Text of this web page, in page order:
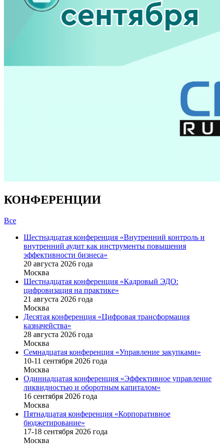
КОНФЕРЕНЦИИ
Все
Шестнадцатая конференция «Внутренний контроль и
внутренний аудит как инструменты повышения
эффективности бизнеса»
20 августа 2026 года
Москва
Шестнадцатая конференция «Кадровый ЭДО:
цифровизация на практике»
21 августа 2026 года
Москва
Десятая конференция «Цифровая трансформация
казначейства»
28 августа 2026 года
Москва
Семнадцатая конференция «Управление закупками»
10-11 сентября 2026 года
Москва
Одиннадцатая конференция «Эффективное управление
ликвидностью и оборотным капиталом»
16 cентября 2026 года
Москва
Пятнадцатая конференция «Корпоративное
бюджетирование»
17-18 сентября 2026 года
Москва